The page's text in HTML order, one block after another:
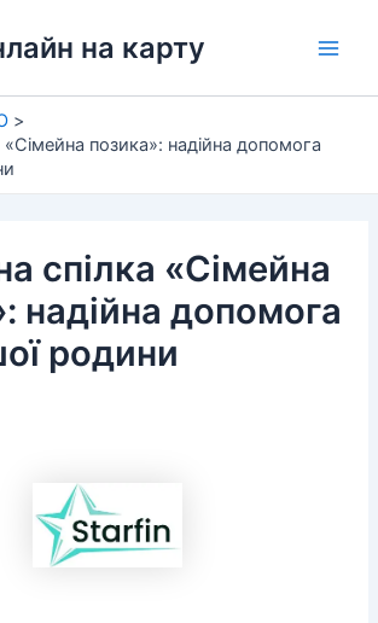
на карту
«Сімейна позика»: надійна допомога
спілка «Сімейна
надійна допомога
родини